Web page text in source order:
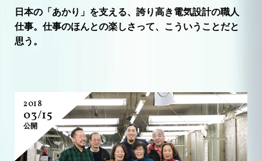
日本の「あかり」を支える、誇り高き電気設計の職人
仕事。仕事のほんとの楽しさって、こういうことだと
思う。
2018
03/15
公開